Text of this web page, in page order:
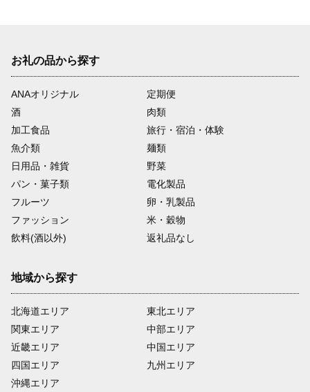
お礼の品から探す
ANAオリジナル
定期便
酒
肉類
加工食品
旅行・宿泊・体験
魚介類
麺類
日用品・雑貨
野菜
パン・菓子類
電化製品
フルーツ
卵・乳製品
ファッション
米・穀物
飲料(酒以外)
返礼品なし
地域から探す
北海道エリア
関東エリア
近畿エリア
四国エリア
沖縄エリア
東北エリア
中部エリア
中国エリア
九州エリア